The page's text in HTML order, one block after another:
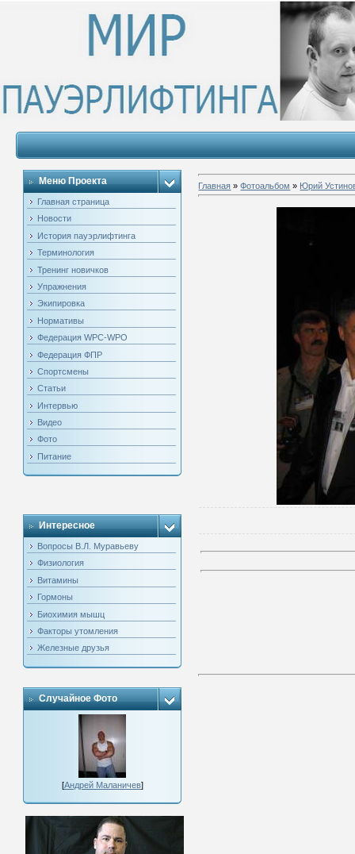
Меню Проекта
Главная страница
Новости
История пауэрлифтинга
Терминология
Тренинг новичков
Упражнения
Экипировка
Нормативы
Федерация WPC-WPO
Федерация ФПР
Спортсмены
Статьи
Интервью
Видео
Фото
Питание
Интересное
Вопросы В.Л. Муравьеву
Физиология
Витамины
Гормоны
Биохимия мышц
Факторы утомления
Железные друзья
Случайное Фото
[Андрей Маланичев]
Главная »Фотоальбом » Юрий